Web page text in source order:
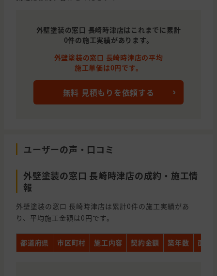
外壁塗装の窓口 長崎時津店はこれまでに累計
0件の施工実績があります。
外壁塗装の窓口 長崎時津店の平均
施工単価は0円です。
無料 見積もりを依頼する
ユーザーの声・口コミ
外壁塗装の窓口 長崎時津店の成約・施工情
報
外壁塗装の窓口 長崎時津店は累計0件の施工実績があ
り、平均施工金額は0円です。
都道府県 市区町村 施工内容 契約金額 築年数 面積